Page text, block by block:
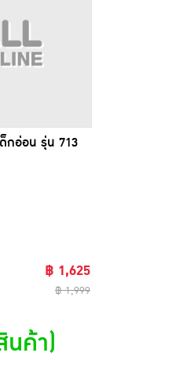
กอ่อน รุ่น 713
฿ 1,625
฿ 1,999
นค้า)